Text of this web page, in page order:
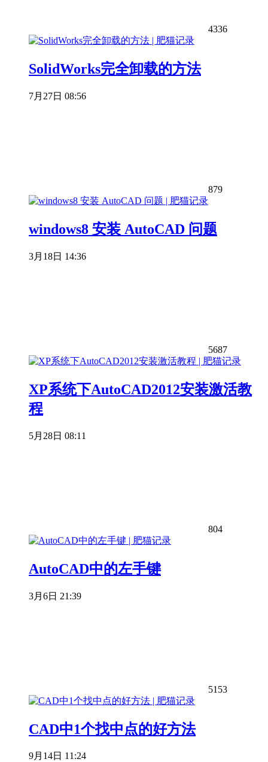
4336
SolidWorks完全卸载的方法
7月27日 08:56
879
windows8 安装 AutoCAD 问题
3月18日 14:36
5687
XP系统下AutoCAD2012安装激活教
程
5月28日 08:11
804
AutoCAD中的左手键
3月6日 21:39
5153
CAD中1个找中点的好方法
9月14日 11:24